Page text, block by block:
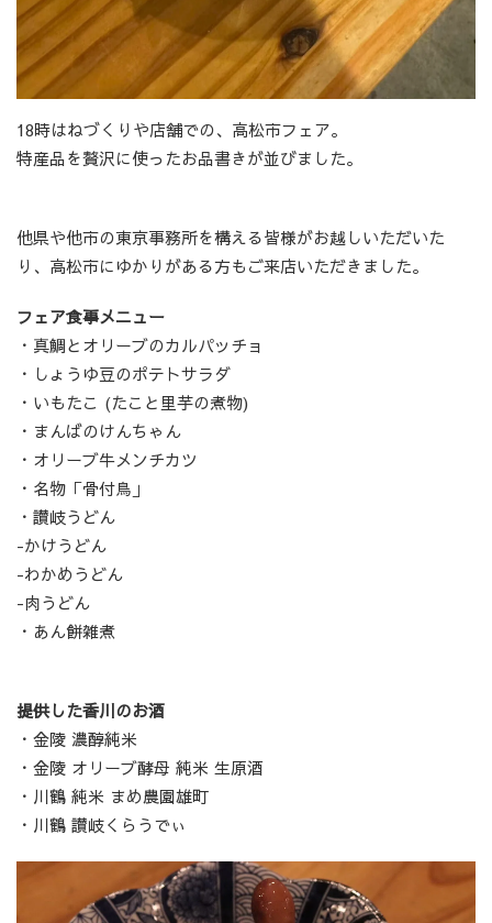
18時はねづくりや店舗での、高松市フェア。
特産品を贅沢に使ったお品書きが並びました。
他県や他市の東京事務所を構える皆様がお越しいただいた
り、高松市にゆかりがある方もご来店いただきました。
フェア食事メニュー
・真鯛とオリーブのカルパッチョ
・しょうゆ豆のポテトサラダ
・いもたこ (たこと里芋の煮物)
・まんばのけんちゃん
・オリーブ牛メンチカツ
・名物「骨付鳥」
・讃岐うどん
-かけうどん
-わかめうどん
-肉うどん
・あん餅雑煮
提供した香川のお酒
・金陵 濃醇純米
・金陵 オリーブ酵母 純米 生原酒
・川鶴 純米 まめ農園雄町
・川鶴 讃岐くらうでぃ